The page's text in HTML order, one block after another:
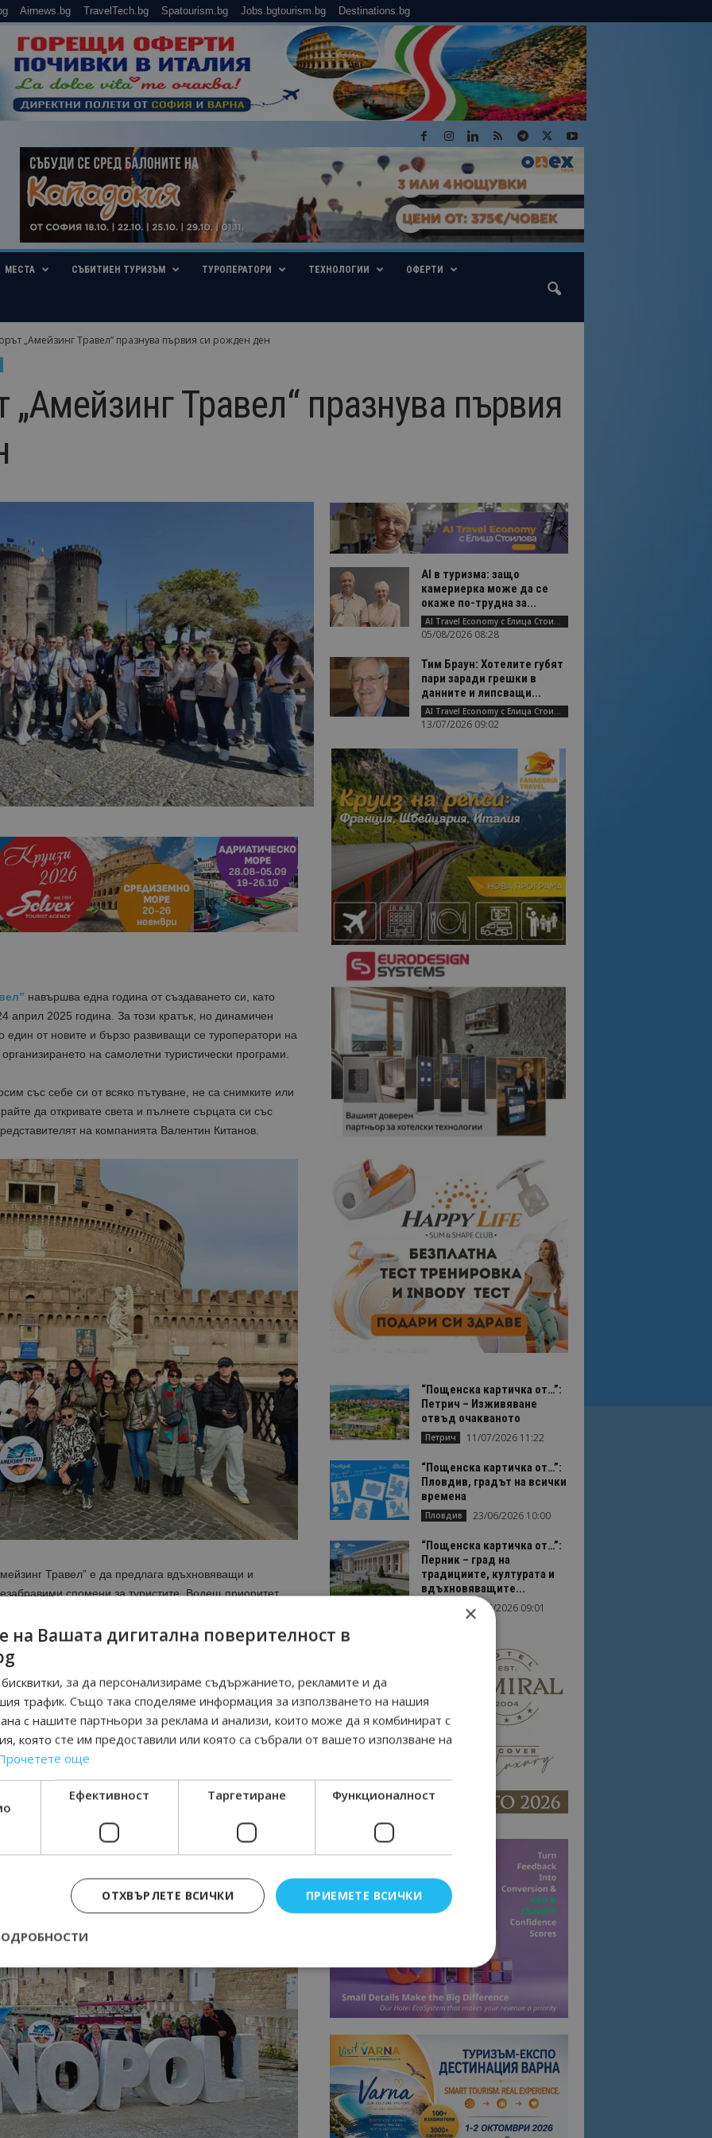
Airnews.bg TravelTech.bg Spatourism.bg Jobs.bgtourism.bg Destinations.bg
МЕСТА СЪБИТИЕН ТУРИЗЪМ ТУРОПЕРАТОРИ ТЕХНОЛОГИИ ОФЕРТИ
„Амейзинг Травел“ празнува първия си рожден ден
„Амейзинг Травел“ празнува първия
навършва една година от създаването си, като
април 2025 година. За този кратък, но динамичен
един от новите и бързо развиващи се туроператори на
на самолетни туристически програми.
със себе си от всяко пътуване, не са снимките или
да откривате света и пълнете сърцата си със
на компанията Валентин Китанов.
Травел” е да предлага вдъхновяващи и
спомени за туристите. Водещ приоритет
както и индивидуалното отношение към
на групите се осигурява допълнителна организация
двама водачи и един екскурзовод с цел по
ситуации, включително при загуба на документи
пътуване.
разработени на база лично тествани маршрути и
За една година са реализирани 12
2026 година броят на обслужените туристи надхвърля
от програмите е работила и в партньорство с
AI в туризма: защо
камериерка може да се
окаже по-трудна за...
AI Travel Economy с Елица Стоилова
05/08/2026 08:28
Тим Браун: Хотелите губят
пари заради грешки в
данните и липсващи...
AI Travel Economy с Елица Стоилова
13/07/2026 09:02
“Пощенска картичка от…”:
Петрич – Изживяване
отвъд очакваното
Петрич 11/07/2026 11:22
“Пощенска картичка от…”:
Пловдив, градът на всички
времена
Пловдив 23/06/2026 10:00
“Пощенска картичка от…”:
Перник – град на
традициите, културата и
вдъхновяващите...
17/06/2026 09:01
×
на Вашата дигитална поверителност в
за да персонализираме съдържанието, рекламите и да
трафик. Също така споделяме информация за използването на нашия
с нашите партньори за реклама и анализи, които може да я комбинират с
която сте им предоставили или която са събрали от вашето използване на
още
Ефективност Таргетиране Функционалност
ПРИЕМЕТЕ ВСИЧКИ
ОТХВЪРЛЕТЕ ВСИЧКИ
Строго необходимо Ефективност Таргетиране Функционалност
бисквитки позволяват основната функционалност на уебсайта, като потребителско влизане и
Уебсайтът не може да се използва правилно без строго необходими бисквитки.
Доставчик
Домейн
Валиден
до
Описание
lisandraramos.com
bgtourism.bg
7 дни
Тази бисквитка се използва, за да запомните съгласието
на потребителя за използването на бисквитки на сайта.